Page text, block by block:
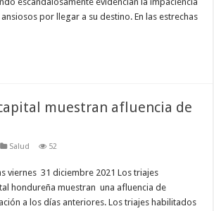
por llegar a su destino. En las estrechas
muestran afluencia de
Salud 52
viernes 31 diciembre 2021 Los triajes
hondureña muestran una afluencia de
a los días anteriores. Los triajes habilitados